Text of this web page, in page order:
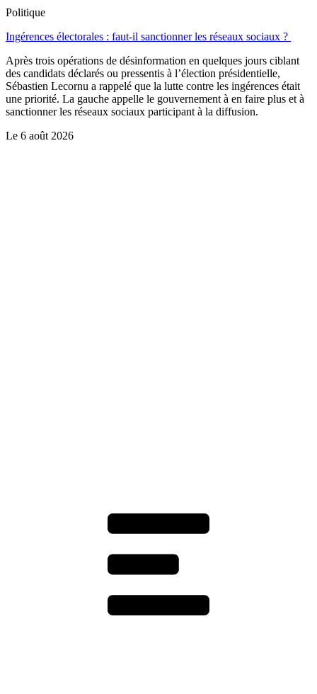
Politique
Ingérences électorales : faut-il sanctionner les réseaux sociaux ?
Après trois opérations de désinformation en quelques jours ciblant
des candidats déclarés ou pressentis à l’élection présidentielle,
Sébastien Lecornu a rappelé que la lutte contre les ingérences était
une priorité. La gauche appelle le gouvernement à en faire plus et à
sanctionner les réseaux sociaux participant à la diffusion.
Le 6 août 2026